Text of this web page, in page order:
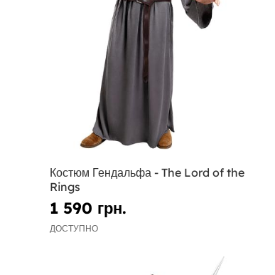
Костюм Гендальфа - The Lord of the
Rings
1 590 грн.
ДОСТУПНО